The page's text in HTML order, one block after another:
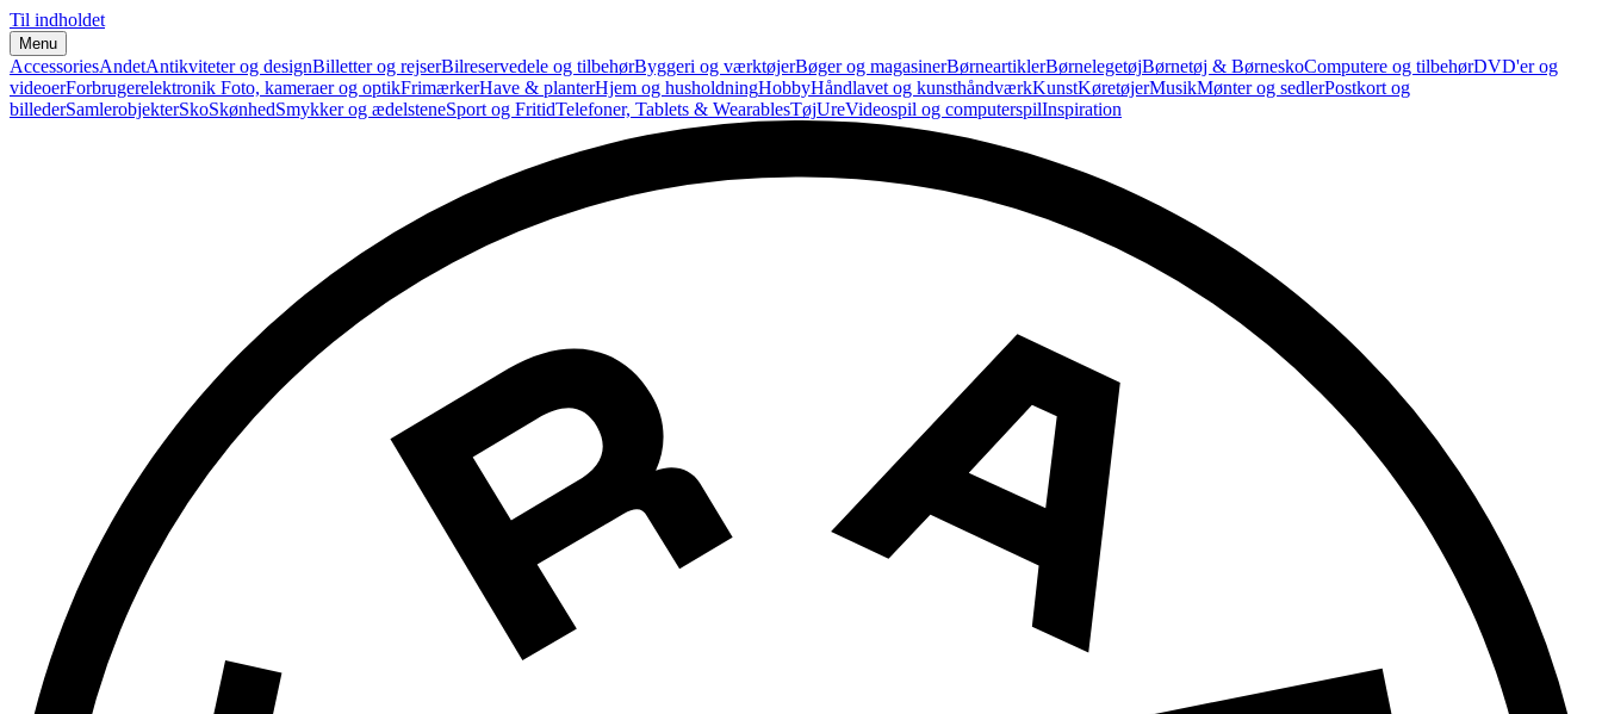
Til indholdet
Menu
AccessoriesAndetAntikviteter og designBilletter og rejserBilreservedele og tilbehørByggeri og værktøjerBøger og magasinerBørneartiklerBørnelegetøjBørnetøj & BørneskoComputere og tilbehørDVD'er og
videoerForbrugerelektronik Foto, kameraer og optikFrimærkerHave & planterHjem og husholdningHobbyHåndlavet og kunsthåndværkKunstKøretøjerMusikMønter og sedlerPostkort og
billederSamlerobjekterSkoSkønhedSmykker og ædelsteneSport og FritidTelefoner, Tablets & WearablesTøjUreVideospil og computerspilInspiration